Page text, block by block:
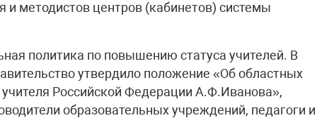
и методистов центров (кабинетов) системы
политика по повышению статуса учителей. В
утвердило положение «Об областных
Российской Федерации А.Ф.Иванова»,
образовательных учреждений, педагоги и